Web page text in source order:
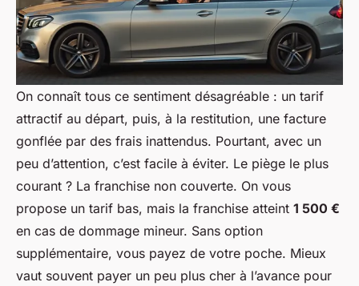
On connaît tous ce sentiment désagréable : un tarif
attractif au départ, puis, à la restitution, une facture
gonflée par des frais inattendus. Pourtant, avec un
peu d’attention, c’est facile à éviter. Le piège le plus
courant ? La franchise non couverte. On vous
propose un tarif bas, mais la franchise atteint 1 500 €
en cas de dommage mineur. Sans option
supplémentaire, vous payez de votre poche. Mieux
vaut souvent payer un peu plus cher à l’avance pour